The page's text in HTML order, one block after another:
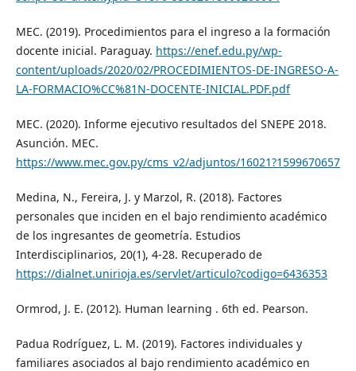
MEC. (2019). Procedimientos para el ingreso a la formación
docente inicial. Paraguay. https://enef.edu.py/wp-
content/uploads/2020/02/PROCEDIMIENTOS-DE-INGRESO-A-
LA-FORMACIO%CC%81N-DOCENTE-INICIAL.PDF.pdf
MEC. (2020). Informe ejecutivo resultados del SNEPE 2018.
Asunción. MEC.
https://www.mec.gov.py/cms_v2/adjuntos/16021?1599670657
Medina, N., Fereira, J. y Marzol, R. (2018). Factores
personales que inciden en el bajo rendimiento académico
de los ingresantes de geometría. Estudios
Interdisciplinarios, 20(1), 4-28. Recuperado de
https://dialnet.unirioja.es/servlet/articulo?codigo=6436353
Ormrod, J. E. (2012). Human learning . 6th ed. Pearson.
Padua Rodríguez, L. M. (2019). Factores individuales y
familiares asociados al bajo rendimiento académico en